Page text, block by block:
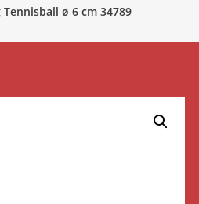
ø 6 cm 34789